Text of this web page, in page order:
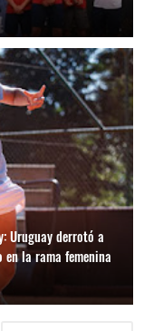
Uruguay derrotó a
la rama femenina